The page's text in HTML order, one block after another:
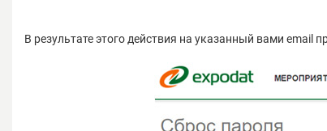
В результате этого действия на указанный вами email